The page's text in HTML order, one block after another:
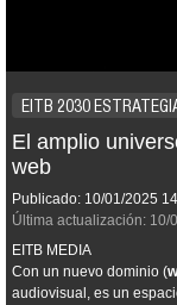
EITB 2030
El amplio
web
Publicado: 10/01/2025
Última actualización: 10/
EITB MEDIA
Con un nuevo dominio (
audiovisual, es un